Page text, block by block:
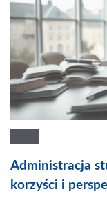
Administracja
korzyści i